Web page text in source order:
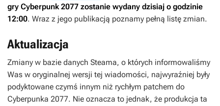
gry Cyberpunk 2077 zostanie wydany dzisiaj o godzinie
12:00. Wraz z jego publikacją poznamy pełną listę zmian.
Aktualizacja
Zmiany w bazie danych Steama, o których informowaliśmy
Was w oryginalnej wersji tej wiadomości, najwyraźniej były
podyktowane czymś innym niż rychłym patchem do
Cyberpunka 2077. Nie oznacza to jednak, że produkcja ta